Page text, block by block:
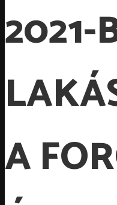
2021-
A